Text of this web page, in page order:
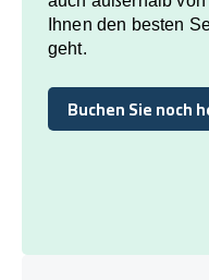
Ihnen den besten
geht.
Buchen Sie noch
Buchen Sie noch